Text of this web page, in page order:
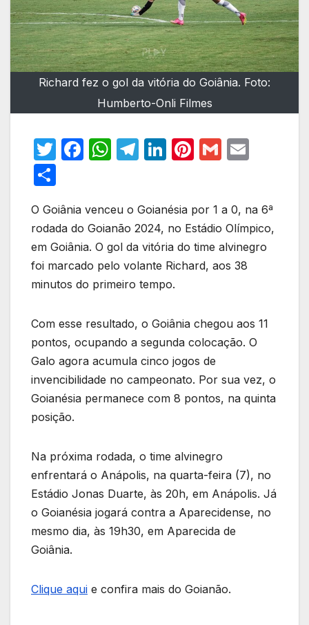
Richard fez o gol da vitória do Goiânia. Foto:
Humberto-Onli Filmes
T
er
F
e
b
o
o
W
s
A
p
p
T
gr
a
m
Li
e
dI
n
Pi
e
st
G
ar
e
O Goiânia venceu o Goianésia por 1 a 0, na 6ª
rodada do Goianão 2024, no Estádio Olímpico,
em Goiânia. O gol da vitória do time alvinegro
foi marcado pelo volante Richard, aos 38
minutos do primeiro tempo.
Com esse resultado, o Goiânia chegou aos 11
pontos, ocupando a segunda colocação. O
Galo agora acumula cinco jogos de
invencibilidade no campeonato. Por sua vez, o
Goianésia permanece com 8 pontos, na quinta
posição.
Na próxima rodada, o time alvinegro
enfrentará o Anápolis, na quarta-feira (7), no
Estádio Jonas Duarte, às 20h, em Anápolis. Já
o Goianésia jogará contra a Aparecidense, no
mesmo dia, às 19h30, em Aparecida de
Goiânia.
Clique aqui e confira mais do Goianão.